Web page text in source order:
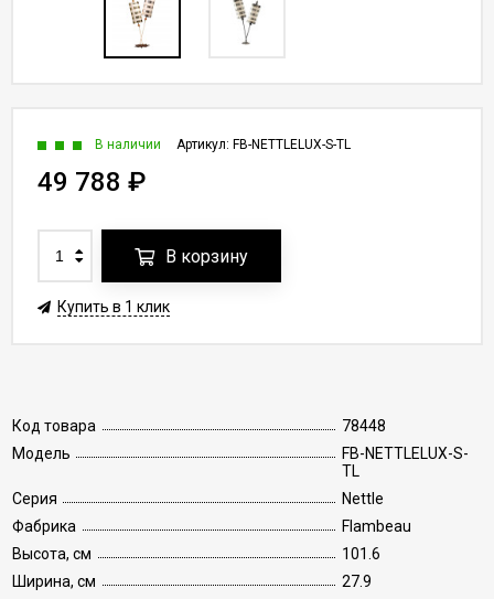
Код товара
78448
Модель
FB-NETTLELUX-S-
TL
Серия
Nettle
Фабрика
Flambeau
Высота, см
101.6
Ширина, см
27.9
Артикул: FB-NETTLELUX-S-TL
В наличии
49 788 ₽
В корзину
Купить в 1 клик